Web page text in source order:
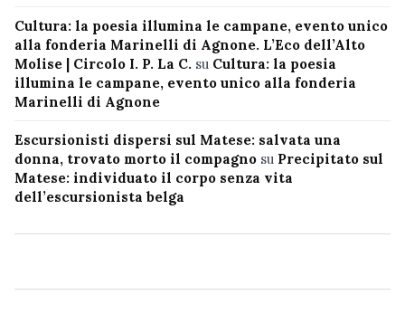
Cultura: la poesia illumina le campane, evento unico
alla fonderia Marinelli di Agnone. L’Eco dell’Alto
Molise | Circolo I. P. La C. su Cultura: la poesia
illumina le campane, evento unico alla fonderia
Marinelli di Agnone
Escursionisti dispersi sul Matese: salvata una
donna, trovato morto il compagno su Precipitato sul
Matese: individuato il corpo senza vita
dell’escursionista belga